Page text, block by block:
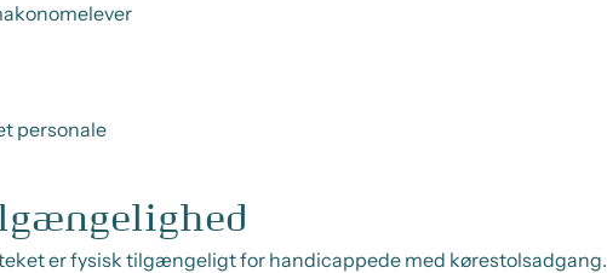
personale
er fysisk tilgængeligt for handicappede med kørestolsadgang.